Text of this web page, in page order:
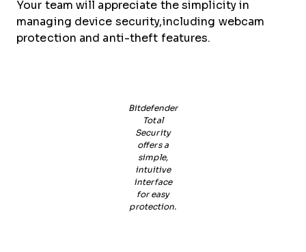
Your team will appreciate the simplicity in
managing device security,including webcam
protection and anti-theft features.
Bitdefender
Total
Security
offers a
simple,
intuitive
interface
for easy
protection.